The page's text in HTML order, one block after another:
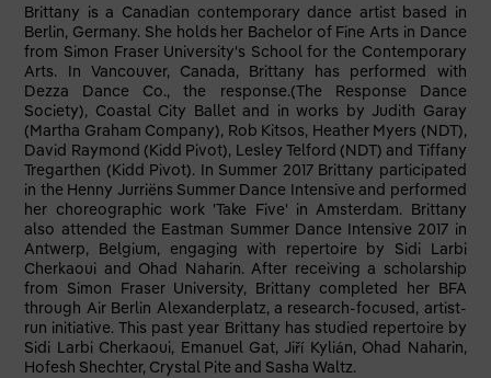
Brittany is a Canadian contemporary dance artist based in
Berlin, Germany. She holds her Bachelor of Fine Arts in Dance
from Simon Fraser University's School for the Contemporary
Arts. In Vancouver, Canada, Brittany has performed with
Dezza Dance Co., the response.(The Response Dance
Society), Coastal City Ballet and in works by Judith Garay
(Martha Graham Company), Rob Kitsos, Heather Myers (NDT),
David Raymond (Kidd Pivot), Lesley Telford (NDT) and Tiffany
Tregarthen (Kidd Pivot). In Summer 2017 Brittany participated
in the Henny Jurriëns Summer Dance Intensive and performed
her choreographic work 'Take Five' in Amsterdam. Brittany
also attended the Eastman Summer Dance Intensive 2017 in
Antwerp, Belgium, engaging with repertoire by Sidi Larbi
Cherkaoui and Ohad Naharin. After receiving a scholarship
from Simon Fraser University, Brittany completed her BFA
through Air Berlin Alexanderplatz, a research-focused, artist-
run initiative. This past year Brittany has studied repertoire by
Sidi Larbi Cherkaoui, Emanuel Gat, Jiří Kylián, Ohad Naharin,
Hofesh Shechter, Crystal Pite and Sasha Waltz. ​